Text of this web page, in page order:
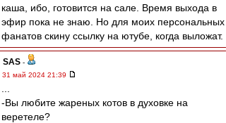
каша, ибо, готовится на сале. Время выхода в
эфир пока не знаю. Но для моих персональных
фанатов скину ссылку на ютубе, когда выложат.
SAS -
31 май 2024 21:39
-Вы любите жареных котов в духовке на
веретеле?